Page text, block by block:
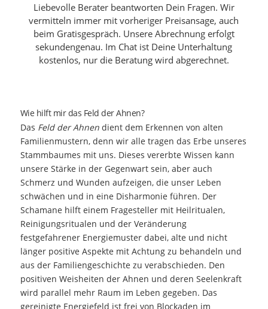
Liebevolle Berater beantworten Dein Fragen. Wir
vermitteln immer mit vorheriger Preisansage, auch
beim Gratisgespräch. Unsere Abrechnung erfolgt
sekundengenau. Im Chat ist Deine Unterhaltung
kostenlos, nur die Beratung wird abgerechnet.
Wie hilft mir das Feld der Ahnen?
Das Feld der Ahnendient dem Erkennen von alten
Familienmustern, denn wir alle tragen das Erbe unseres
Stammbaumes mit uns. Dieses vererbte Wissen kann
unsere Stärke in der Gegenwart sein, aber auch
Schmerz und Wunden aufzeigen, die unser Leben
schwächen und in eine Disharmonie führen. Der
Schamane hilft einem Fragesteller mit Heilritualen,
Reinigungsritualen und der Veränderung
festgefahrener Energiemuster dabei, alte und nicht
länger positive Aspekte mit Achtung zu behandeln und
aus der Familiengeschichte zu verabschieden. Den
positiven Weisheiten der Ahnen und deren Seelenkraft
wird parallel mehr Raum im Leben gegeben. Das
gereinigte Energiefeld ist frei von Blockaden im